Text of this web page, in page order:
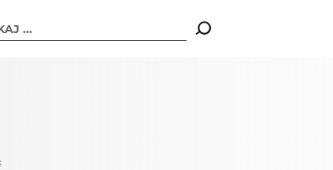
...